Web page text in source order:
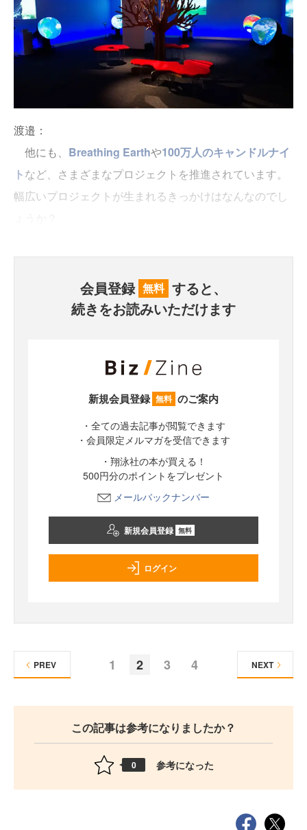
渡邉：
他にも、 Breathing Earthや100万人のキャンドルナイ
トなど、さまざまなプロジェクトを推進されています。
幅広いプロジェクトが生まれるきっかけはなんなのでし
会員登録 無料 すると、
続きをお読みいただけます
新規会員登録 無料 のご案内
・全ての過去記事が閲覧できます
・会員限定メルマガを受信できます
・翔泳社の本が買える！
500円分のポイントをプレゼント
メールバックナンバー
新規会員登録 無料
ログイン
1 2 3 4
PREV NEXT
この記事は参考になりましたか？
0 参考になった